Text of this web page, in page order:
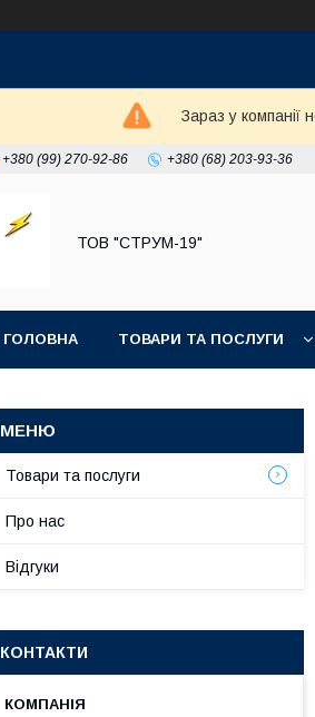
Зараз у компанії
+380 (99) 270-92-86 +380 (68) 203-93-36
ТОВ "СТРУМ-19"
ГОЛОВНА ТОВАРИ ТА ПОСЛУГИ
Товари та послуги
Про нас
Відгуки
КОНТАКТИ